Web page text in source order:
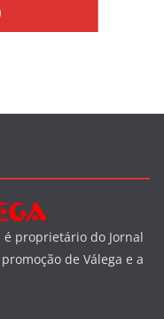
é proprietário do Jornal
de Válega e a